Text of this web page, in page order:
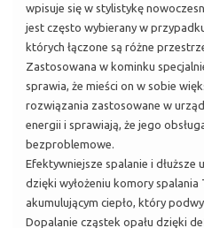
wpisuje się w stylistykę
jest często wybierany w
których łączone są różne
Zastosowana w kominku
sprawia, że mieści on w sobie
rozwiązania zastosowane w
energii i sprawiają, że jego
bezproblemowe.
Efektywniejsze spalanie i
dzięki wyłożeniu komory spalania
akumulującym ciepło, który
Dopalanie cząstek opału dzięki